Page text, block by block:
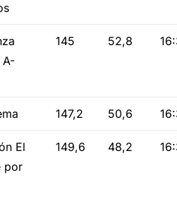
A-
145 52,8
147,2 50,6
El
por
149,6 48,2